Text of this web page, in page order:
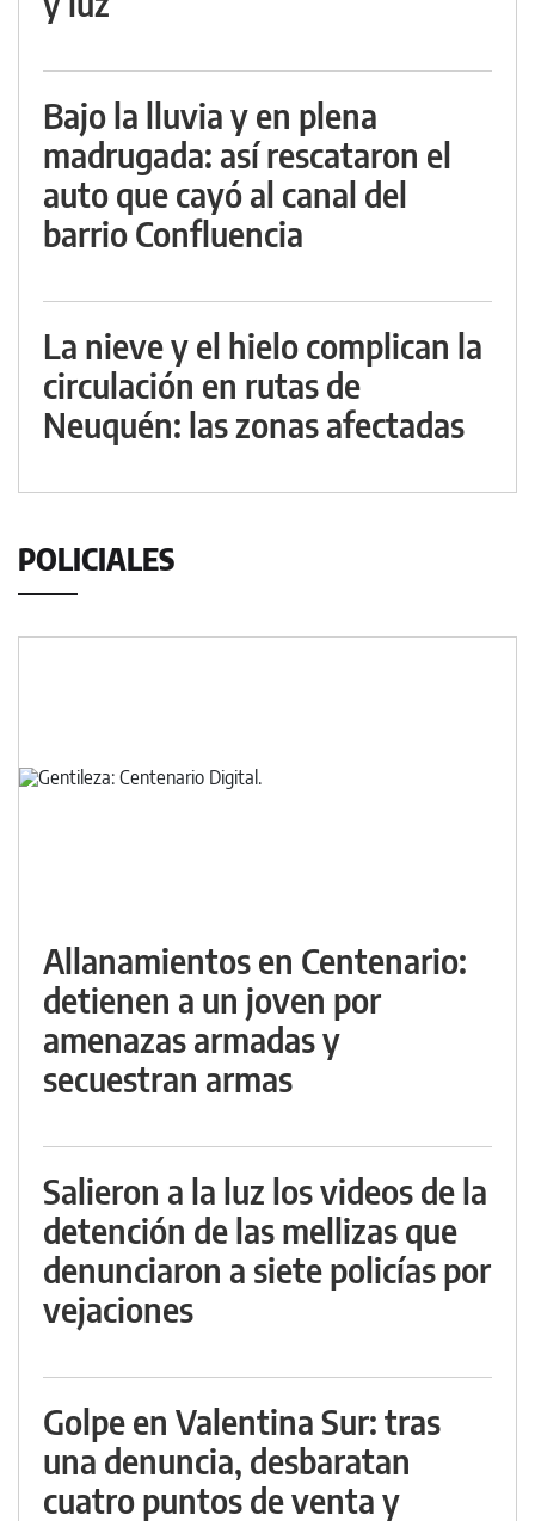
Bajo la lluvia y en plena
madrugada: así rescataron el
auto que cayó al canal del
barrio Confluencia
La nieve y el hielo complican la
circulación en rutas de
Neuquén: las zonas afectadas
POLICIALES
Allanamientos en Centenario:
detienen a un joven por
amenazas armadas y
secuestran armas
Salieron a la luz los videos de la
detención de las mellizas que
denunciaron a siete policías por
vejaciones
Golpe en Valentina Sur: tras
una denuncia, desbaratan
cuatro puntos de venta y